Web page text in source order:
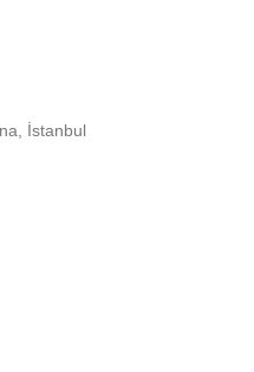
İstanbul